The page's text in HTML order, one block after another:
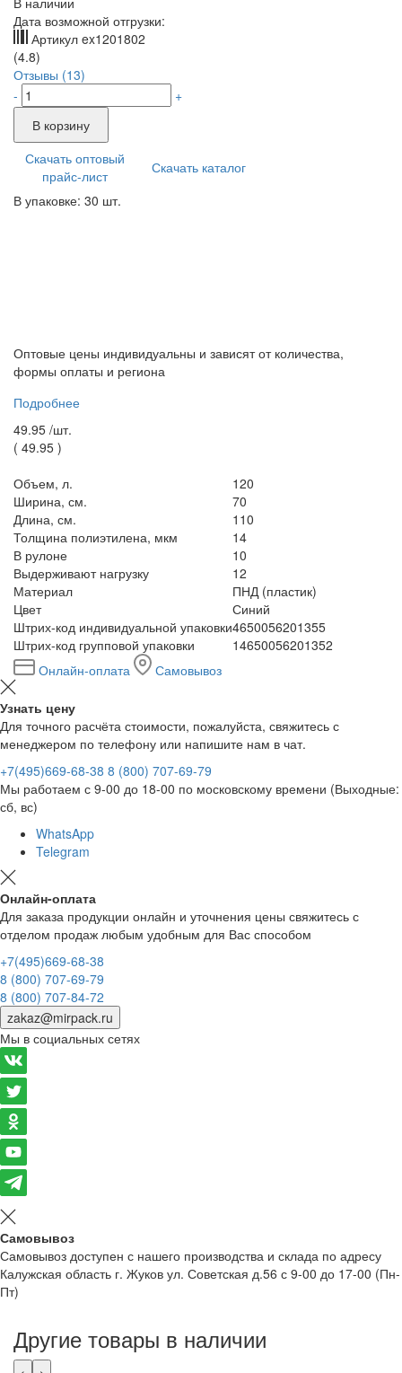
Дата возможной отгрузки:
Артикул ex1201802
(4.8)
Отзывы (13)
-
+
В корзину
Скачать оптовый
прайс-лист
Скачать каталог
В упаковке: 30 шт.
Оптовые цены индивидуальны и зависят от количества,
формы оплаты и региона
Подробнее
49.95 /шт.
( 49.95 )
Объем, л.
120
Ширина, см.
70
Длина, см.
110
Толщина полиэтилена, мкм
14
В рулоне
10
Выдерживают нагрузку
12
Материал
ПНД (пластик)
Цвет
Синий
Штрих-код индивидуальной упаковки4650056201355
Штрих-код групповой упаковки
14650056201352
Онлайн-оплата
Самовывоз
Узнать цену
Для точного расчёта стоимости, пожалуйста, свяжитесь с
менеджером по телефону или напишите нам в чат.
+7(495)669-68-38 8 (800) 707-69-79
Мы работаем с 9-00 до 18-00 по московскому времени (Выходные:
сб, вс)
WhatsApp
Telegram
Онлайн-оплата
Для заказа продукции онлайн и уточнения цены свяжитесь с
отделом продаж любым удобным для Вас способом
+7(495)669-68-38
8 (800) 707-69-79
8 (800) 707-84-72
zakaz@mirpack.ru
Мы в социальных сетях
Самовывоз
Самовывоз доступен с нашего производства и склада по адресу
Калужская область г. Жуков ул. Советская д.56 с 9-00 до 17-00 (Пн-
Пт)
Другие товары в наличии